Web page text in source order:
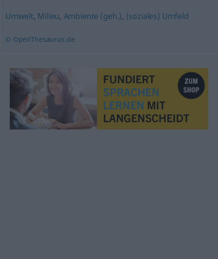
Umwelt, Milieu, Ambiente (geh.), (soziales) Umfeld
© OpenThesaurus.de